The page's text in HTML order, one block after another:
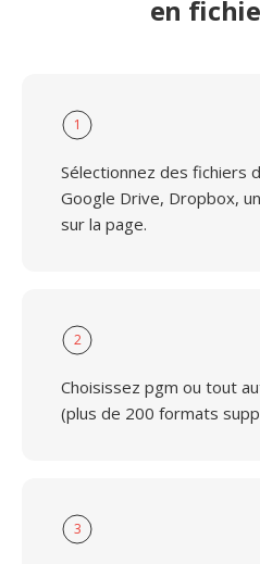
en
1
Sélectionnez des fichiers
Google Drive, Dropbox,
sur la page.
2
Choisissez pgm ou tout
(plus de 200 formats
3